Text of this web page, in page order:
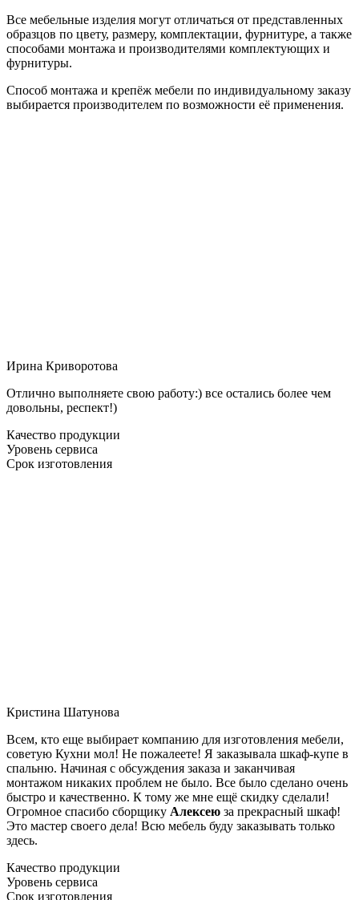
Все мебельные изделия могут отличаться от представленных
образцов по цвету, размеру, комплектации, фурнитуре, а также
способами монтажа и производителями комплектующих и
фурнитуры.
Способ монтажа и крепёж мебели по индивидуальному заказу
выбирается производителем по возможности её применения.
Ирина Криворотова
Отлично выполняете свою работу:) все остались более чем
довольны, респект!)
Качество продукции
Уровень сервиса
Срок изготовления
Кристина Шатунова
Всем, кто еще выбирает компанию для изготовления мебели,
советую Кухни мол! Не пожалеете! Я заказывала шкаф-купе в
спальню. Начиная с обсуждения заказа и заканчивая
монтажом никаких проблем не было. Все было сделано очень
быстро и качественно. К тому же мне ещё скидку сделали!
Огромное спасибо сборщику Алексею за прекрасный шкаф!
Это мастер своего дела! Всю мебель буду заказывать только
здесь.
Качество продукции
Уровень сервиса
Срок изготовления